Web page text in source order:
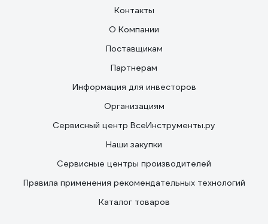
Контакты
О Компании
Поставщикам
Партнерам
Информация для инвесторов
Организациям
Сервисный центр ВсеИнструменты.ру
Наши закупки
Сервисные центры производителей
Правила применения рекомендательных технологий
Каталог товаров